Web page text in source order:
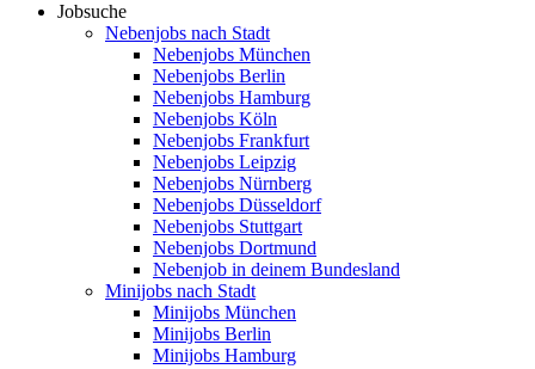
Jobsuche
Nebenjobs nach Stadt
Nebenjobs München
Nebenjobs Berlin
Nebenjobs Hamburg
Nebenjobs Köln
Nebenjobs Frankfurt
Nebenjobs Leipzig
Nebenjobs Nürnberg
Nebenjobs Düsseldorf
Nebenjobs Stuttgart
Nebenjobs Dortmund
Nebenjob in deinem Bundesland
Minijobs nach Stadt
Minijobs München
Minijobs Berlin
Minijobs Hamburg